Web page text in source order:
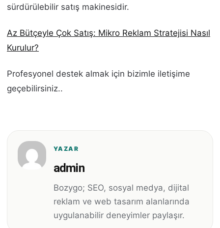
sürdürülebilir satış makinesidir.
Az Bütçeyle Çok Satış: Mikro Reklam Stratejisi Nasıl
Kurulur?
Profesyonel destek almak için bizimle iletişime
geçebilirsiniz..
YAZAR
admin
Bozygo; SEO, sosyal medya, dijital
reklam ve web tasarım alanlarında
uygulanabilir deneyimler paylaşır.